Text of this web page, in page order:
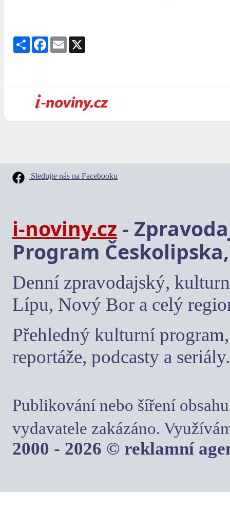
Share Facebook
Email
Sledujte nás na Facebooku
i-noviny.cz -
Program
Denní zpravodajský,
Lípu, Nový Bor a celý
Přehledný kulturní
reportáže, podcasty a seriály.
Publikování nebo šíření
vydavatele zakázáno.
2000 - 2026 © reklamní